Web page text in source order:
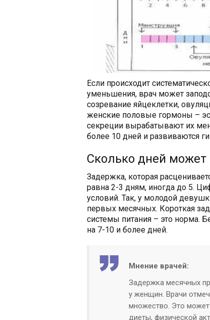
Если происходит
уменьшения, врач может
созревание яйцеклетки,
женские половые гормоны –
секреции вырабатывают их
более 10 дней и развиваются
Сколько дней может
Задержка, которая
равна 2-3 дням, иногда до 5.
условий. Так, у молодой
первых месячных. Короткая
системы питания – это норма.
на 7-10 и более дней.
Мнение врачей:
Задержка месячных
у женщин. Врачи
множество. Это
диеты, физической